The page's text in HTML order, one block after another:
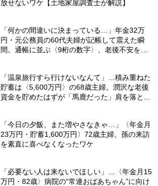
放せないワケ【土地家屋調査士が解説】
「何かの間違いに決まっている…」年金32万
円・元公務員の60代夫婦が記帳して震えた瞬
間。通帳に並ぶ〈9桁の数字〉、老後不安を一
「温泉旅行すら行けないなんて」…積み重ねた
貯蓄は〈5,600万円〉の68歳主婦。潤沢な老後
資金を貯めたはずが「馬鹿だった」肩を落とす
「今日の夕飯、また増やさなきゃ…」〈年金月
23万円・貯蓄1,600万円〉72歳主婦、孫の来訪
を素直に喜べなくなったワケ
「必要ない人は来ないでほしい」…〈年金月15
万円・82歳〉病院の“常連おばあちゃん”に向け